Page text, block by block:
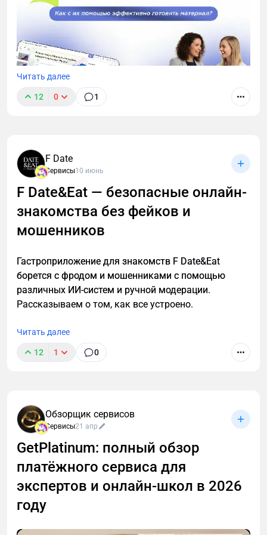
презентаций, проверочных работ, отчетности.
Именно здесь нейросети могут существенно
облегчить процесс.
Читать далее
12 0 1
F Date
Сервисы10 июнь
F Date&Eat — безопасные онлайн-
знакомства без фейков и
мошенников
Гастроприложение для знакомств F Date&Eat
борется с фродом и мошенниками с помощью
различных ИИ-систем и ручной модерации.
Рассказываем о том, как все устроено.
Читать далее
12 1 0
Обзорщик сервисов
Сервисы21 апр
GetPlatinum: полный обзор
платёжного сервиса для
экспертов и онлайн-школ в 2026
году